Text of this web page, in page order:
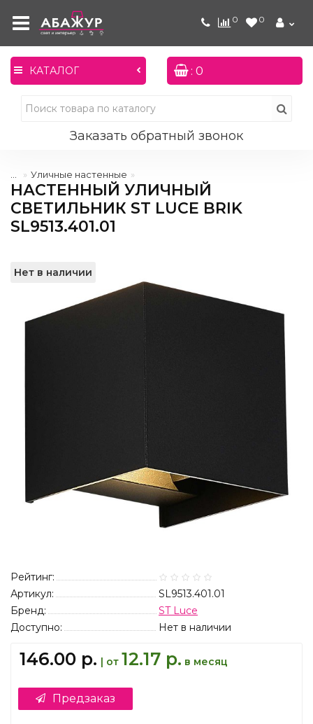
0 0
КАТАЛОГ : 0
Заказать обратный звонок
Уличные настенные
НАСТЕННЫЙ УЛИЧНЫЙ
СВЕТИЛЬНИК ST LUCE BRIK
SL9513.401.01
Нет в наличии
Рейтинг:
Артикул:
SL9513.401.01
Бренд:
ST Luce
Доступно:
Нет в наличии
146.00 р. | от 12.17 р. в месяц
Предзаказ